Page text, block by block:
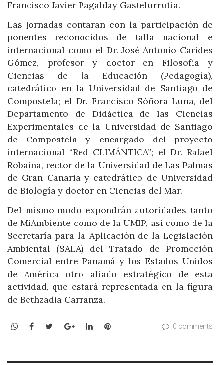
Francisco Javier Pagalday Gastelurrutia.
Las jornadas contaran con la participación de
ponentes reconocidos de talla nacional e
internacional como el Dr. José Antonio Carides
Gómez, profesor y doctor en Filosofía y
Ciencias de la Educación (Pedagogía),
catedrático en la Universidad de Santiago de
Compostela; el Dr. Francisco Sóñora Luna, del
Departamento de Didáctica de las Ciencias
Experimentales de la Universidad de Santiago
de Compostela y encargado del proyecto
internacional “Red CLIMÁNTICA”; el Dr. Rafael
Robaina, rector de la Universidad de Las Palmas
de Gran Canaria y catedrático de Universidad
de Biología y doctor en Ciencias del Mar.
Del mismo modo expondrán autoridades tanto
de MiAmbiente como de la UMIP, así como de la
Secretaría para la Aplicación de la Legislación
Ambiental (SALA) del Tratado de Promoción
Comercial entre Panamá y los Estados Unidos
de América otro aliado estratégico de esta
actividad, que estará representada en la figura
de Bethzadia Carranza.
WhatsApp
Facebook
TwitterGoogle+LinkedInPinterest 0 comments